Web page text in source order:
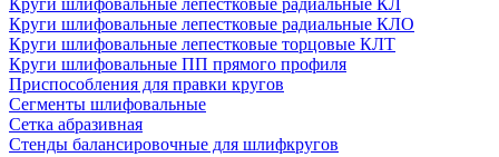
Круги шлифовальные лепестковые радиальные КЛ
Круги шлифовальные лепестковые радиальные КЛО
Круги шлифовальные лепестковые торцовые КЛТ
Круги шлифовальные ПП прямого профиля
Приспособления для правки кругов
Сегменты шлифовальные
Сетка абразивная
Стенды балансировочные для шлифкругов